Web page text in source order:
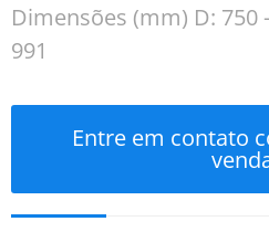
Dimensões (mm) D: 750
991
Entre em contato